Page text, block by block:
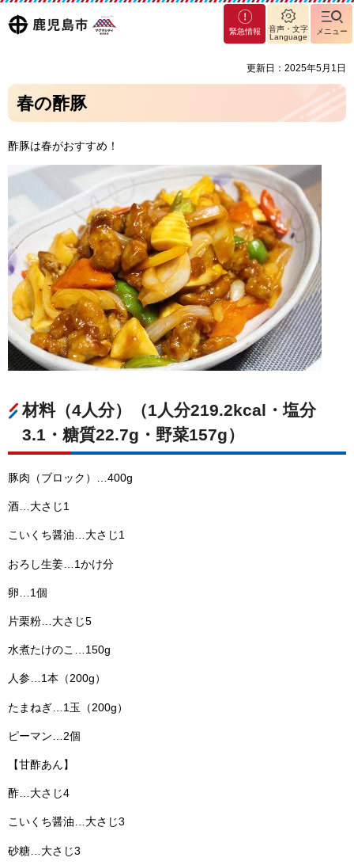
鹿児島
マグ
マシ
緊急情報
音声・文字
Language
メニュー
更新日：2025年5月1日
春の酢豚
酢豚は春がおすすめ！
材料（4人分）（1人分219.2kcal・塩分
3.1・糖質22.7g・野菜157g）
豚肉（ブロック）…400g
酒…大さじ1
こいくち醤油…大さじ1
おろし生姜…1かけ分
卵…1個
片栗粉…大さじ5
水煮たけのこ…150g
人参…1本（200g）
たまねぎ…1玉（200g）
ピーマン…2個
【甘酢あん】
酢…大さじ4
こいくち醤油…大さじ3
砂糖…大さじ3